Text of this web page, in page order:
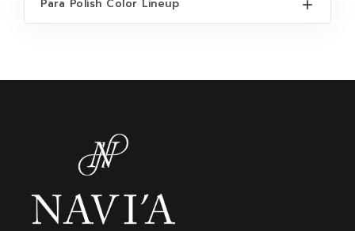
Para Polish Color Lineup